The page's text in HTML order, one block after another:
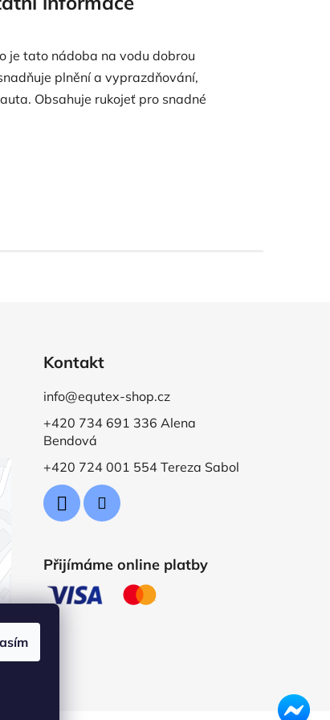
je tato nádoba na vodu dobrou
plnění a vyprazdňování,
Obsahuje rukojeť pro snadné
Kontakt
info@equtex-shop.cz
+420 734 691 336 Alena
Bendová
+420 724 001 554 Tereza Sabol
Přijímáme online platby